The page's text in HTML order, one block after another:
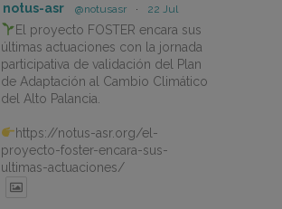
notus-asr @notusasr · 22 Jul
El proyecto FOSTER encara sus
últimas actuaciones con la jornada
participativa de validación del Plan
de Adaptación al Cambio Climático
del Alto Palancia.
https://notus-asr.org/el-
proyecto-foster-encara-sus-
ultimas-actuaciones/